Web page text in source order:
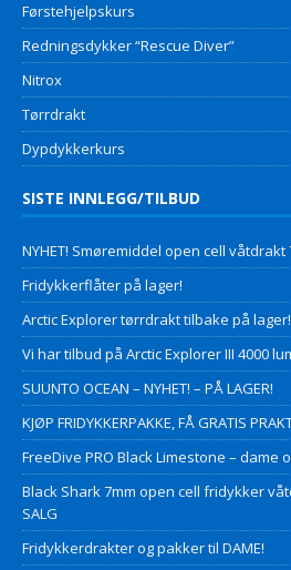
Førstehjelpskurs
Redningsdykker “Rescue Diver”
Nitrox
Tørrdrakt
Dypdykkerkurs
SISTE INNLEGG/TILBUD
NYHET! Smøremiddel open cell våtdrakt
Fridykkerflåter på lager!
Arctic Explorer tørrdrakt tilbake på lager!
Vi har tilbud på Arctic Explorer III 4000
SUUNTO OCEAN – NYHET! – PÅ LAGER!
KJØP FRIDYKKERPAKKE, FÅ GRATIS
FreeDive PRO Black Limestone – dame
Black Shark 7mm open cell fridykker
SALG
Fridykkerdrakter og pakker til DAME!